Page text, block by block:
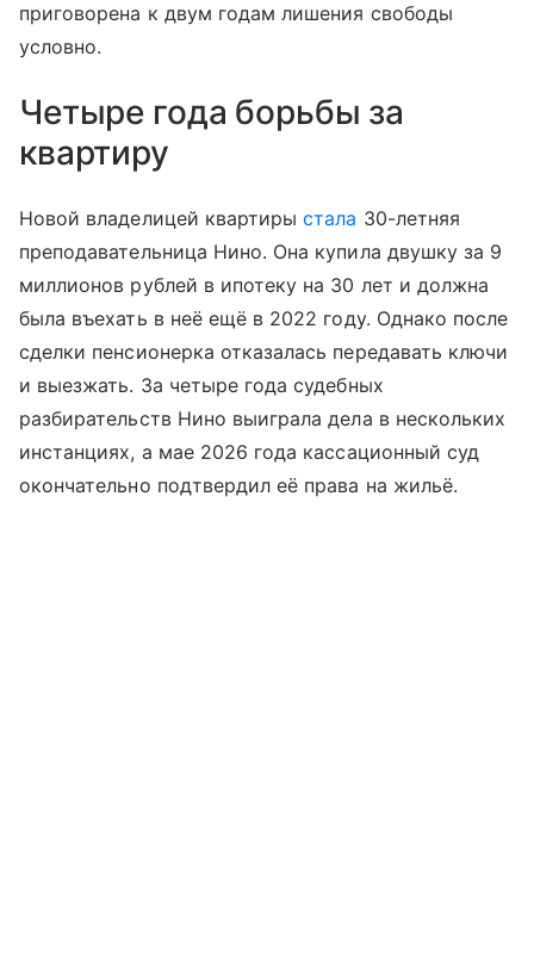
приговорена к двум годам лишения свободы
условно.
Четыре года борьбы за
квартиру
Новой владелицей квартирыстала 30-летняя
преподавательница Нино. Она купила двушку за 9
миллионов рублей в ипотеку на 30 лет и должна
была въехать в неё ещё в 2022 году. Однако после
сделки пенсионерка отказалась передавать ключи
и выезжать. За четыре года судебных
разбирательств Нино выиграла дела в нескольких
инстанциях, а мае 2026 года кассационный суд
окончательно подтвердил её права на жильё.